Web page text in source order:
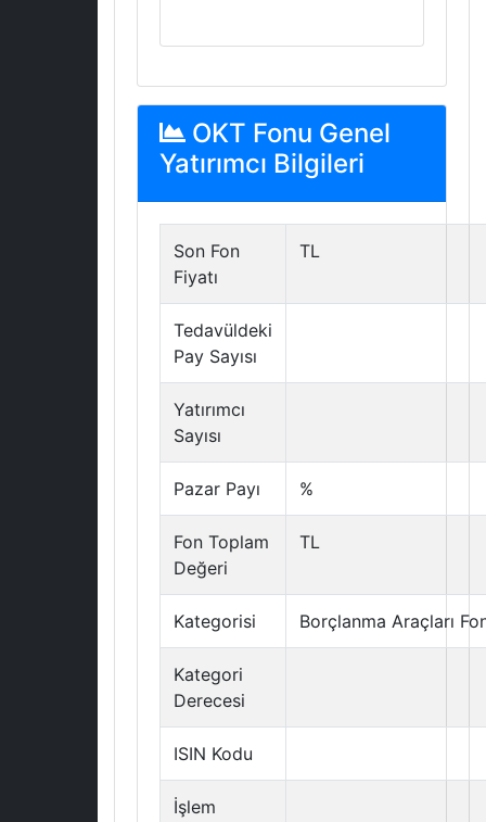
OKT Fonu Genel
Yatırımcı Bilgileri
Son Fon
Fiyatı
TL
Tedavüldeki
Pay Sayısı
Yatırımcı
Sayısı
Pazar Payı %
Fon Toplam
Değeri
TL
Kategorisi Borçlanma Araçları
Kategori
Derecesi
ISIN Kodu
İşlem